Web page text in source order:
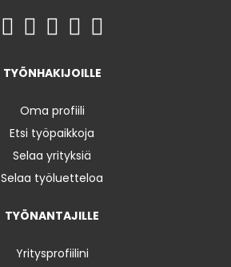
TYÖNHAKIJOILLE
Oma profiili
Etsi työpaikkoja
Selaa yrityksiä
Selaa työluetteloa
TYÖNANTAJILLE
Yritysprofiilini